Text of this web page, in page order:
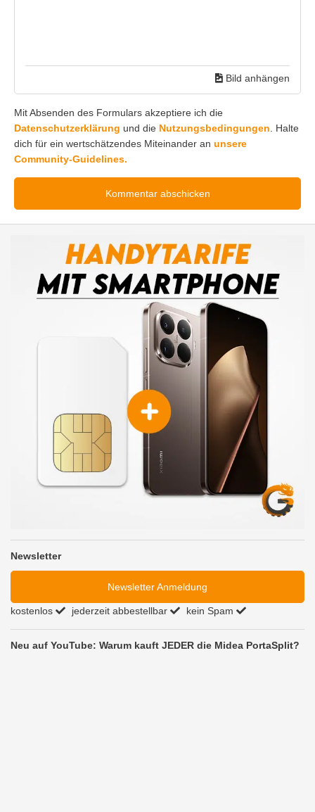
Bild anhängen
Mit Absenden des Formulars akzeptiere ich die
Datenschutzerklärung und die Nutzungsbedingungen. Halte
dich für ein wertschätzendes Miteinander an unsere
Community-Guidelines.
Newsletter
Newsletter Anmeldung
kostenlos jederzeit abbestellbar kein Spam
Neu auf YouTube: Warum kauft JEDER die Midea PortaSplit?